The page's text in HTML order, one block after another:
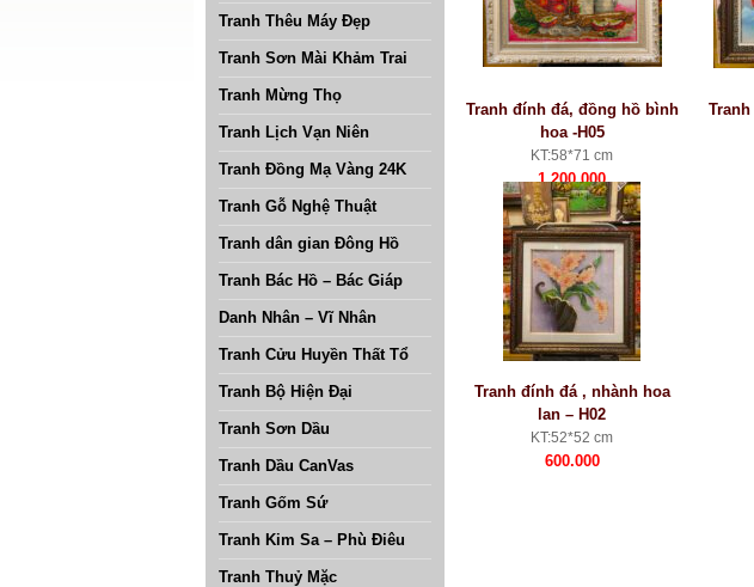
Tranh Thêu Máy Đẹp
Tranh Sơn Mài Khảm Trai
Tranh Mừng Thọ
Tranh Lịch Vạn Niên
Tranh Đồng Mạ Vàng 24K
Tranh Gỗ Nghệ Thuật
Tranh dân gian Đông Hồ
Tranh Bác Hồ – Bác Giáp
Danh Nhân – Vĩ Nhân
Tranh Cửu Huyền Thất Tổ
Tranh Bộ Hiện Đại
Tranh Sơn Dầu
Tranh Dầu CanVas
Tranh Gốm Sứ
Tranh Kim Sa – Phù Điêu
Tranh Thuỷ Mặc
Tranh đính đá, đồng hồ bình
hoa -H05
KT:58*71 cm
1.200.000
Tranh đính đá , nhành hoa
lan – H02
KT:52*52 cm
600.000